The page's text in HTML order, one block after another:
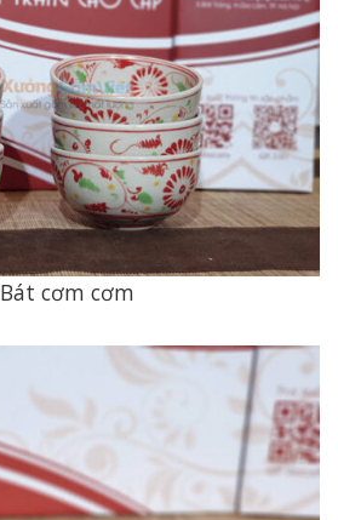
Bát cơm cơm